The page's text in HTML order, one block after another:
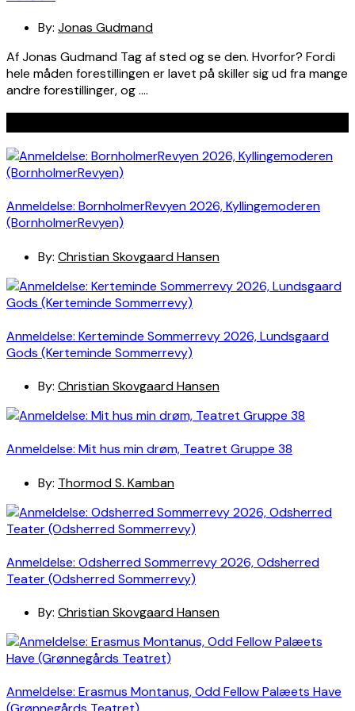
By: Jonas Gudmand
Af Jonas Gudmand Tag af sted og se den. Hvorfor? Fordi
hele måden forestillingen er lavet på skiller sig ud fra mange
andre forestillinger, og ….
Anmeldelse: BornholmerRevyen 2026, Kyllingemoderen
(BornholmerRevyen)
By: Christian Skovgaard Hansen
Anmeldelse: Kerteminde Sommerrevy 2026, Lundsgaard
Gods (Kerteminde Sommerrevy)
By: Christian Skovgaard Hansen
Anmeldelse: Mit hus min drøm, Teatret Gruppe 38
By: Thormod S. Kamban
Anmeldelse: Odsherred Sommerrevy 2026, Odsherred
Teater (Odsherred Sommerrevy)
By: Christian Skovgaard Hansen
Anmeldelse: Erasmus Montanus, Odd Fellow Palæets Have